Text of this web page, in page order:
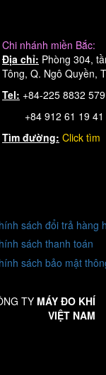
Chi nhánh miền Bắc:
Địa chỉ: Phòng 304,
Tông, Q. Ngô Quyền,
Tel: +84-225 8832
+84 912 61 19 41
Tìm đường: Click tìm
sách đổi trả hàng
sách thanh toán
sách bảo mật
TY MÁY ĐO KHÍ
VIỆT NAM